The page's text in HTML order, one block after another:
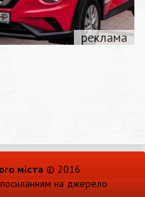
міста © 2016
посиланням на джерело